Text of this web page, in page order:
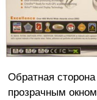
Обратная
прозрачным